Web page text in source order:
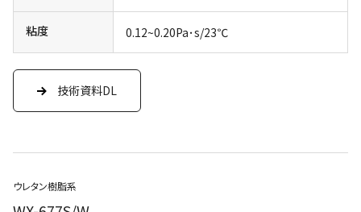
粘度 0.12~0.20Pa･s/23℃
技術資料DL
ウレタン樹脂系